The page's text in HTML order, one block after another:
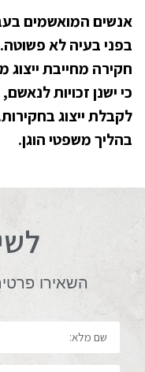
אנשים המואשמים
בפני בעיה לא
חקירה מחייבת ייצוג
כי ישנן זכויות
לקבלת ייצוג
בהליך משפטי הוגן.
השאירו